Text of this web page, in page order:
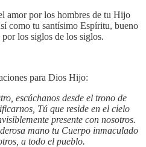
amor por los hombres de tu Hijo
como tu santísimo Espíritu, bueno
los siglos de los siglos.
para Dios Hijo:
escúchanos desde el trono de
Tú que reside en el cielo
presente con nosotros.
mano tu Cuerpo inmaculado
a todo el pueblo.